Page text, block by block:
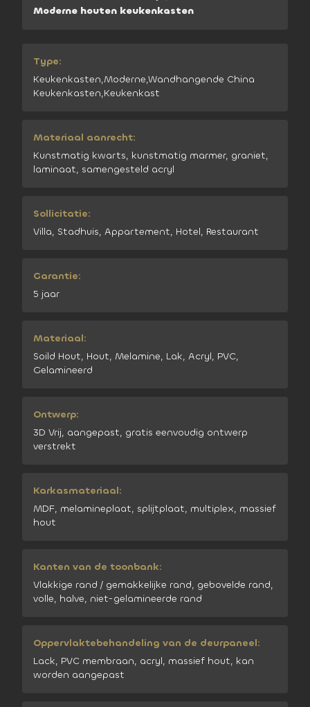
Moderne houten keukenkasten
Type:
Keukenkasten,Moderne,Wandhangende China
Keukenkasten,Keukenkast
Materiaal aanrecht:
Kunstmatig kwarts, kunstmatig marmer, graniet,
laminaat, samengesteld acryl
Sollicitatie:
Villa, Stadhuis, Appartement, Hotel, Restaurant
Garantie:
5 jaar
Materiaal:
Soild Hout, Hout, Melamine, Lak, Acryl, PVC,
Gelamineerd
Ontwerp:
3D Vrij, aangepast, gratis eenvoudig ontwerp
verstrekt
Karkasmateriaal:
MDF, melamineplaat, splijtplaat, multiplex, massief
hout
Kanten van de toonbank:
Vlakkige rand / gemakkelijke rand, gebovelde rand,
volle, halve, niet-gelamineerde rand
Oppervlaktebehandeling van de deurpaneel:
Lack, PVC membraan, acryl, massief hout, kan
worden aangepast